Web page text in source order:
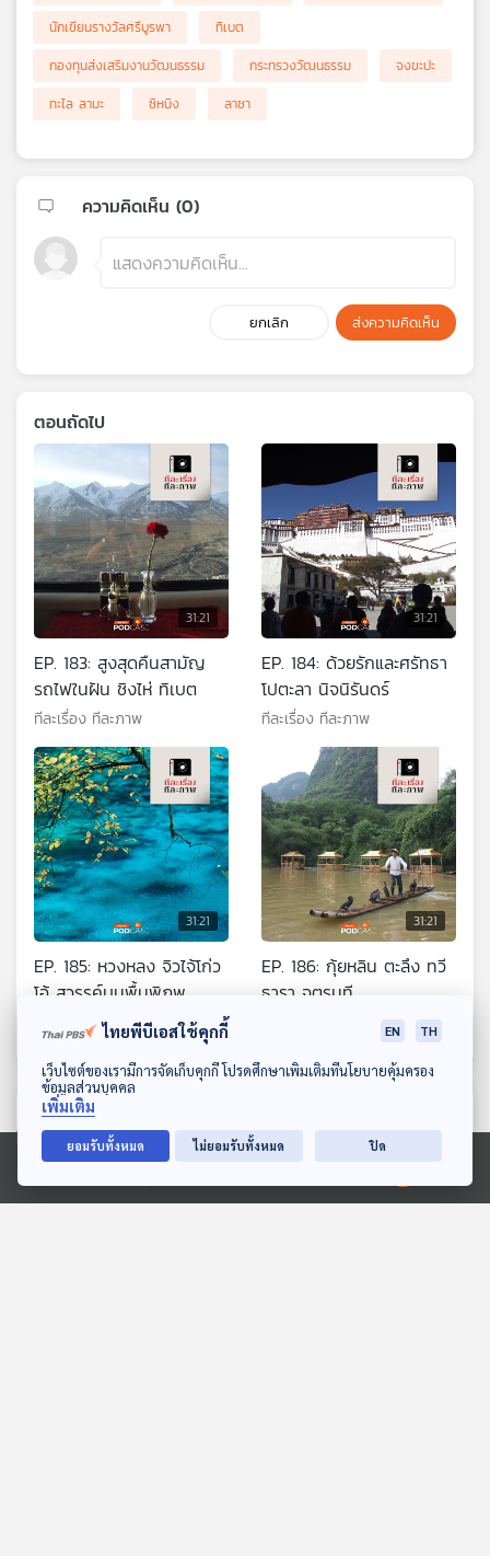
ดาวน์โหลด Thai PBS Podcast Application
Ⓒ 2020 องค์การกระจายเสียงและแพร่ภาพสาธารณะแห่งประเทศไทย
นักเขียนรางวัลศรีบูรพา
ทิเบต
กองทุนส่งเสริมงานวัฒนธรรม
กระทรวงวัฒนธรรม
จงขะปะ
ทะไล ลามะ
ซิหนิง ลาซา
ความคิดเห็น (0)
ยกเลิก ส่งความคิดเห็น
ตอนถัดไป
31:21
EP. 183: สูงสุดคืนสามัญ
รถไฟในฝัน ชิงไห่ ทิเบต
ทีละเรื่อง ทีละภาพ
31:21
EP. 184: ด้วยรักและศรัทธา
โปตะลา นิจนิรันดร์
ทีละเรื่อง ทีละภาพ
31:21
EP. 185: หวงหลง จิวไจ้โก่ว
โอ้..สวรรค์บนพื้นพิภพ
ทีละเรื่อง ทีละภาพ
31:21
EP. 186: กุ้ยหลิน ตะลึง ทวี
ธารา จตุรนที
ตอนที่เกี่ยวข้อง
ไทยพีบีเอสใช้คุกกี้ EN TH
เว็บไซต์ของเรามีการจัดเก็บคุกกี้ โปรดศึกษาเพิ่มเติมที่นโยบายคุ้มครอง
ข้อมูลส่วนบุคคล
เพิ่มเติม
ยอมรับทั้งหมด ไม่ยอมรับทั้งหมด ปิด